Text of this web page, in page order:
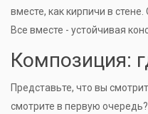
вместе, как кирпичи в
Все вместе - устойчивая
Композиция:
Представьте, что вы
смотрите в первую